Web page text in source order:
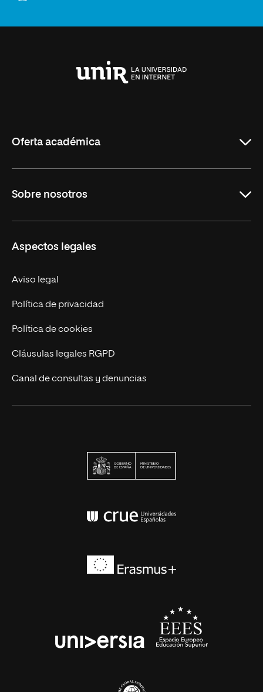
Oferta académica
Maestrías
Educación Continua
Sobre nosotros
Trabaja en UNIR
Actualidad UNIR
Contáctanos
Aspectos legales
Aviso legal
Política de privacidad
Política de cookies
Cláusulas legales RGPD
Canal de consultas y denuncias